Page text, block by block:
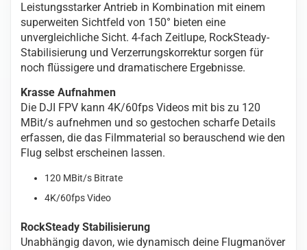
Leistungsstarker Antrieb in Kombination mit einem
superweiten Sichtfeld von 150° bieten eine
unvergleichliche Sicht. 4-fach Zeitlupe, RockSteady-
Stabilisierung und Verzerrungskorrektur sorgen für
noch flüssigere und dramatischere Ergebnisse.
Krasse Aufnahmen
Die DJI FPV kann 4K/60fps Videos mit bis zu 120
MBit/s aufnehmen und so gestochen scharfe Details
erfassen, die das Filmmaterial so berauschend wie den
Flug selbst erscheinen lassen.
120 MBit/s Bitrate
4K/60fps Video
RockSteady Stabilisierung
Unabhängig davon, wie dynamisch deine Flugmanöver